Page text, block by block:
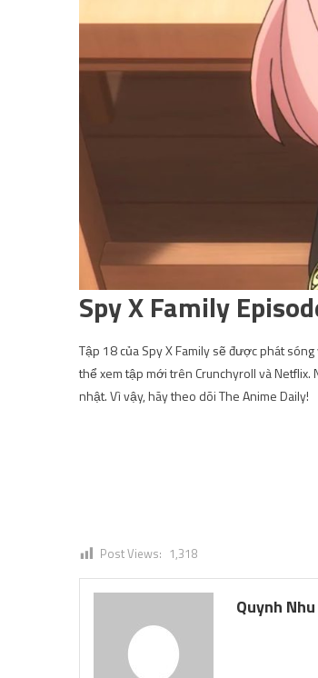
Spy X Family
Tập 18 của Spy X Family sẽ được phát
thể xem tập mới trên Crunchyroll và Netflix.
nhật. Vì vậy, hãy theo dõi The Anime Daily!
Post Views: 1,318
Quynh Nhu